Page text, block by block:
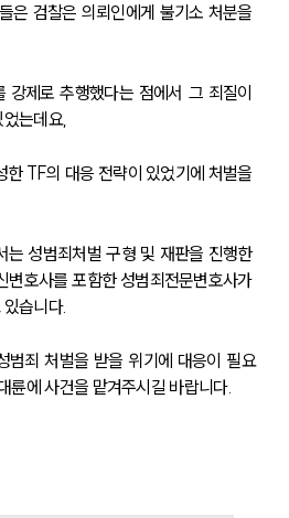
터소개
륜의 강점
시는 길
파트너 로펌
합검색
AI대륜
은 검찰은 의뢰인에게 불기소 처분을
제로 추행했다는 점에서 그 죄질이
는데요,
한 TF의 대응 전략이 있었기에 처벌을
는 성범죄처벌 구형 및 재판을 진행한
변호사를 포함한 성범죄전문변호사가
습니다.
범죄 처벌을 받을 위기에 대응이 필요
륜에 사건을 맡겨주시길 바랍니다.